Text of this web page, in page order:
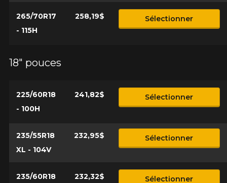
265/70R17
- 115H
258,19$ Sélectionner
18" pouces
225/60R18
- 100H
241,82$ Sélectionner
235/55R18
XL - 104V
232,95$ Sélectionner
235/60R18
232,32$ Sélectionner